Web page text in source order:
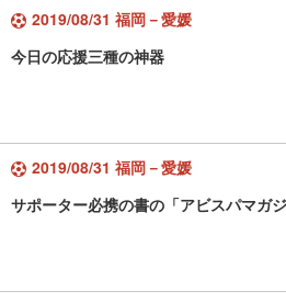
2019/08/31 福岡－愛媛
今日の応援三種の神器
2019/08/31 福岡－愛媛
サポーター必携の書の「アビスパマガ